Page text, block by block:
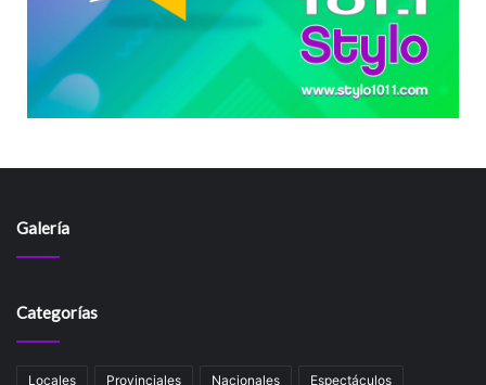
Galería
Categorías
Locales Provinciales Nacionales Espectáculos